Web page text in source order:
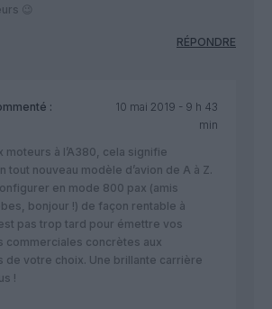
😉
RÉPONDRE
:
10 mai 2019 - 9 h 43
min
moteurs à l’A380, cela signifie
tout nouveau modèle d’avion de A à Z.
en mode 800 pax (amis
bonjour !) de façon rentable à
pas trop tard pour émettre vos
commerciales concrètes aux
de votre choix. Une brillante carrière
!